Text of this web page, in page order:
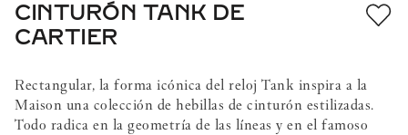
CINTURÓN TANK DE
CARTIER
Rectangular, la forma icónica del reloj Tank inspira a la
Maison una colección de hebillas de cinturón estilizadas.
Todo radica en la geometría de las líneas y en el famoso